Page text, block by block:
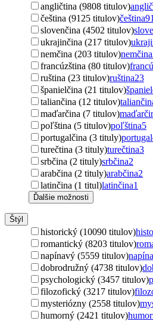
angličtina (9808 titulov)
čeština (9125 titulov)čeština
slovenčina (4502 titulov)
ukrajinčina (217 titulov)
nemčina (203 titulov)nemčina
francúzština (80 titulov)
ruština (23 titulov)ruština23
španielčina (21 titulov)
taliančina (12 titulov)
maďarčina (7 titulov)
poľština (5 titulov)poľština5
portugalčina (3 tituly)
turečtina (3 tituly)turečtina3
srbčina (2 tituly)srbčina2
arabčina (2 tituly)arabčina2
latinčina (1 titul)latinčina1
Ďalšie možnosti
Štýl
historický (10090 titulov)
romantický (8203 titulov)
napínavý (5559 titulov)
dobrodružný (4738 titulov)
psychologický (3457 titulov)
filozofický (3217 titulov)
mysteriózny (2558 titulov)
humorný (2421 titulov)